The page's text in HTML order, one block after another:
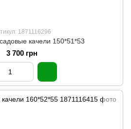
1871116296
качели 150*51*53
3 700 грн